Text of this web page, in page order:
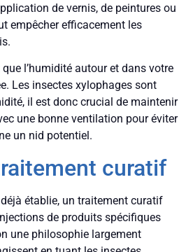
de vernis, de peintures ou
empêcher efficacement les
l’humidité autour et dans votre
Les insectes xylophages sont
il est donc crucial de maintenir
une bonne ventilation pour éviter
un nid potentiel.
curatif
établie, un traitement curatif
de produits spécifiques
une philosophie largement